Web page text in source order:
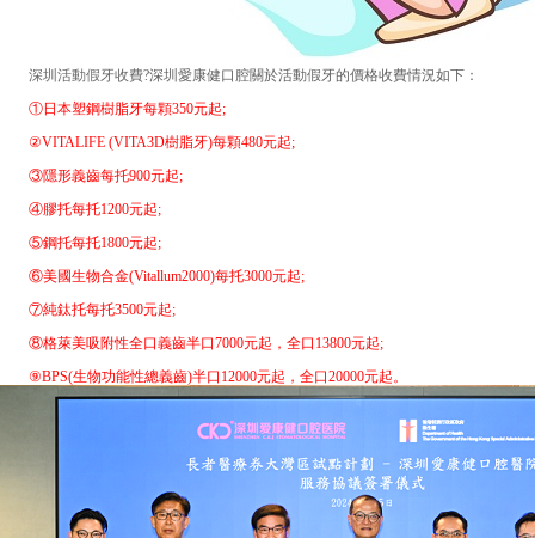
深圳活動假牙收費?深圳愛康健口腔關於活動假牙的價格收費情況如下：
①日本塑鋼樹脂牙每顆350元起;
②VITALIFE (VITA3D樹脂牙)每顆480元起;
③隱形義齒每托900元起;
④膠托每托1200元起;
⑤鋼托每托1800元起;
⑥美國生物合金(Vitallum2000)每托3000元起;
⑦純鈦托每托3500元起;
⑧格萊美吸附性全口義齒半口7000元起，全口13800元起;
⑨BPS(生物功能性總義齒)半口12000元起，全口20000元起。